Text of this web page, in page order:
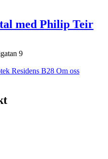
med Philip Teir
9
Residens B28 Om oss